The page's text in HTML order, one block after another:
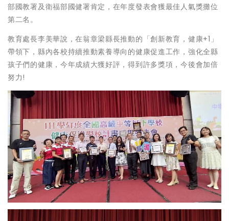
部國教署及衛福部國健署肯定，在年度發表會獲最佳人氣獎攤位
第二名。
教育處長李美華說，在翁章梁縣長推動的「創新教育，健康+1」
帶領下，縣內各校持續推動素養導向的健康促進工作，強化全縣
孩子們的健康，今年成績大獲好評，得到許多獎項，今後會加倍
努力!